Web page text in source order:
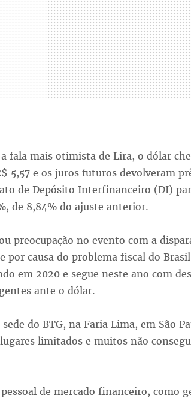
fala mais otimista de Lira, o dólar
5,57 e os juros futuros devolveram
de Depósito Interfinanceiro (DI)
de 8,84% do ajuste anterior.
preocupação no evento com a
causa do problema fiscal do
em 2020 e segue neste ano com
ante o dólar.
do BTG, na Faria Lima, em São
limitados e muitos não
de mercado financeiro, como